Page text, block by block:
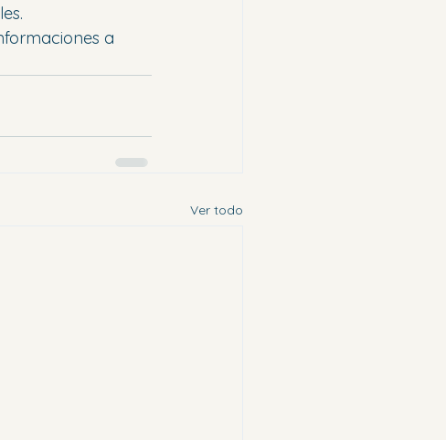
a
Ver todo